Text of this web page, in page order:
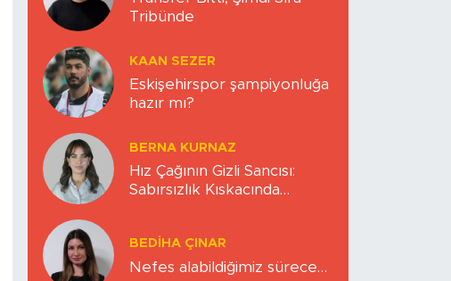
Tribünde
KAAN SEZER
Eskişehirspor şampiyonluğa
hazır mı?
BERNA KURNAZ
Hız Çağının Gizli Sancısı:
Sabırsızlık Kıskacında
BEDIHA ÇINAR
Nefes alabildiğimiz sürece…